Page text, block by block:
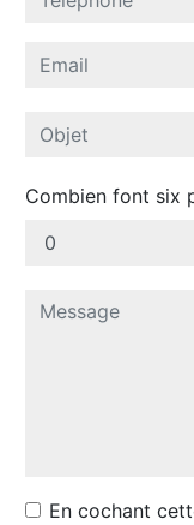
Combien font six
En cochant